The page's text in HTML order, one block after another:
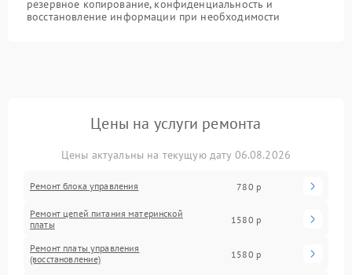
резервное копирование, конфиденциальность и
восстановление информации при необходимости
Цены на услуги ремонта
Цены актуальны на текущую дату 06.08.2026
Ремонт блока управления 780 р
Ремонт цепей питания материнской
платы
1580 р
Ремонт платы управления
(восстановление)
1580 р